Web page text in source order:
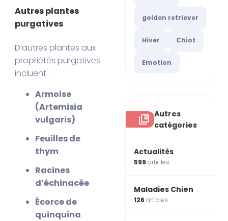
Autres plantes
purgatives
D’autres plantes aux
propriétés purgatives
incluent :
Armoise
(Artemisia
vulgaris)
Feuilles de
thym
Racines
d’échinacée
Écorce de
quinquina
golden retriever
Hiver Chiot
Emotion
Autres
catégories
Actualités
599articles
Maladies Chien
126articles